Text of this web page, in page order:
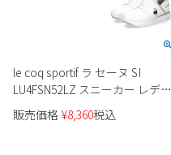
le coq sportif ラ セーヌ SI
LU4FSN52LZ スニーカー レディ
ース
販売価格 ¥8,360税込